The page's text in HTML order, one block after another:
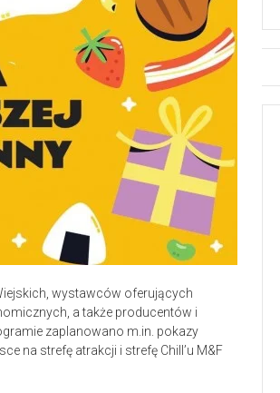
wystawców oferujących
a także producentów i
zaplanowano m.in. pokazy
na strefę atrakcji i strefę Chill’u M&F